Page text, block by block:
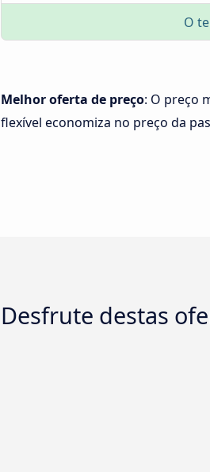
O
Melhor oferta de preço: O preço
flexível economiza no preço da
Desfrute destas